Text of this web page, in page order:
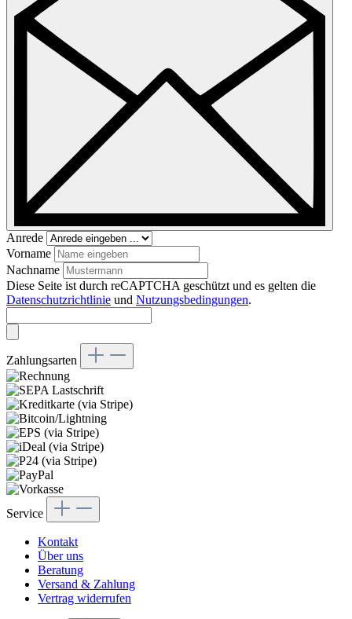
Anrede
Vorname
Nachname
Diese Seite ist durch reCAPTCHA geschützt und es gelten die
Datenschutzrichtlinie und Nutzungsbedingungen.
Zahlungsarten
Service
Kontakt
Über uns
Beratung
Versand & Zahlung
Vertrag widerrufen